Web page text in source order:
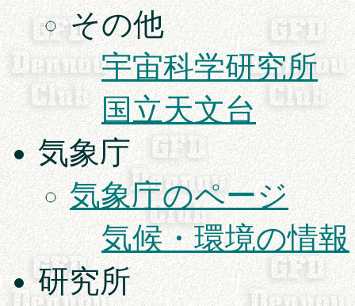
その他
宇宙科学研究所
国立天文台
気象庁
気象庁のページ
気候・環境の情報
研究所